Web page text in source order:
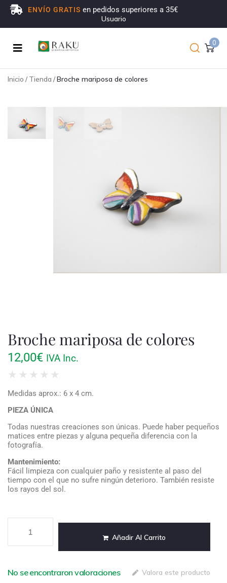
ENVÍO GRATIS en pedidos superiores a 35€
Usuario
0
Inicio / Tienda /Broche mariposa de colores
Broche mariposa de colores
12,00€ IVA Inc.
★ ★ ★ ★ ★
Medidas aprox.: 6 x 4 cm.
PIEZA ÚNICA
Todas nuestras creaciones son únicas. Puede haber pequeños
matices entre piezas y alguna pequeña diferencia con la
fotografía.
Mantenimiento:
Fácil limpieza con cualquier paño y resistente al paso del
tiempo con el que no sufre ningún deterioro. También resiste
los rayos del sol.
Añadir Al Carrito
No se encontraron valoraciones Valora este producto